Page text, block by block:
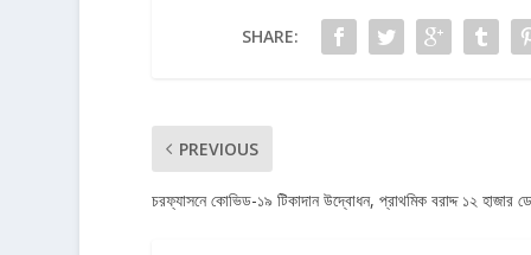
SHARE:
PREVIOUS
চরফ্যাসনে কোভিড-১৯ টিকাদান উদ্বোধন, প্রাথমিক বরাদ্দ ১২ হাজার